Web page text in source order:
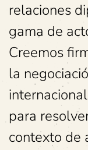
relaciones
gama de
Creemos
la
para
contexto de